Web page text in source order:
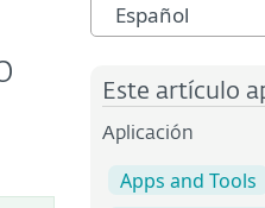
Español
Este artículo
Aplicación
Apps and Tools